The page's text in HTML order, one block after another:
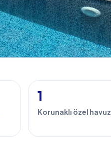
1
Korunaklı özel havuz